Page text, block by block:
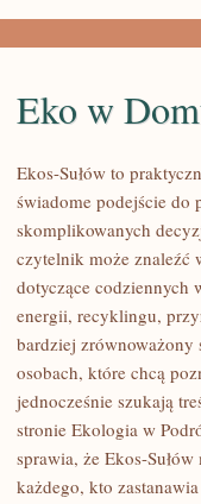
DOMU
Eko w
Ekos-Sułów to
świadome podejście do
skomplikowanych
czytelnik może znaleźć
dotyczące codziennych
energii, recyklingu,
bardziej zrównoważony
osobach, które chcą
jednocześnie szukają
stronie Ekologia w
sprawia, że Ekos-
każdego, kto